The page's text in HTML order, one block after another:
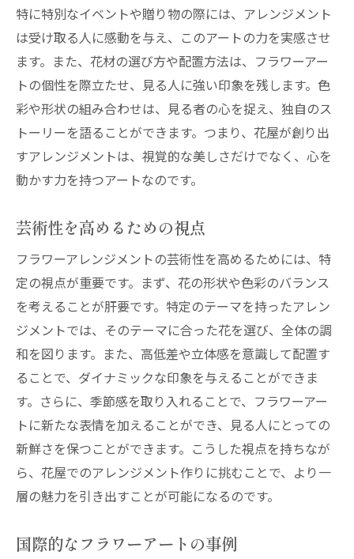
特に特別なイベントや贈り物の際には、アレンジメント
は受け取る人に感動を与え、このアートの力を実感させ
ます。また、花材の選び方や配置方法は、フラワーアー
トの個性を際立たせ、見る人に強い印象を残します。色
彩や形状の組み合わせは、見る者の心を捉え、独自のス
トーリーを語ることができます。つまり、花屋が創り出
すアレンジメントは、視覚的な美しさだけでなく、心を
動かす力を持つアートなのです。
芸術性を高めるための視点
フラワーアレンジメントの芸術性を高めるためには、特
定の視点が重要です。まず、花の形状や色彩のバランス
を考えることが肝要です。特定のテーマを持ったアレン
ジメントでは、そのテーマに合った花を選び、全体の調
和を図ります。また、高低差や立体感を意識して配置す
ることで、ダイナミックな印象を与えることができま
す。さらに、季節感を取り入れることで、フラワーアー
トに新たな表情を加えることができ、見る人にとっての
新鮮さを保つことができます。こうした視点を持ちなが
ら、花屋でのアレンジメント作りに挑むことで、より一
層の魅力を引き出すことが可能になるのです。
国際的なフラワーアートの事例